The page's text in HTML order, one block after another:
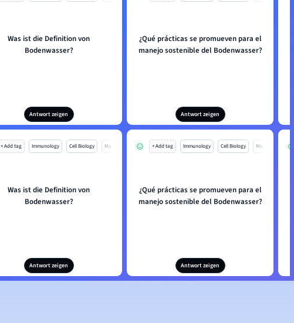
Was ist die Definition von
Bodenwasser?
Antwort zeigen
¿Qué prácticas se promueven para el
manejo sostenible del Bodenwasser?
Antwort zeigen
+ Add tag Immunology Cell Biology Mo
Was ist die Definition von
Bodenwasser?
Antwort zeigen
+ Add tag Immunology Cell Biology Mo
¿Qué prácticas se promueven para el
manejo sostenible del Bodenwasser?
Antwort zeigen